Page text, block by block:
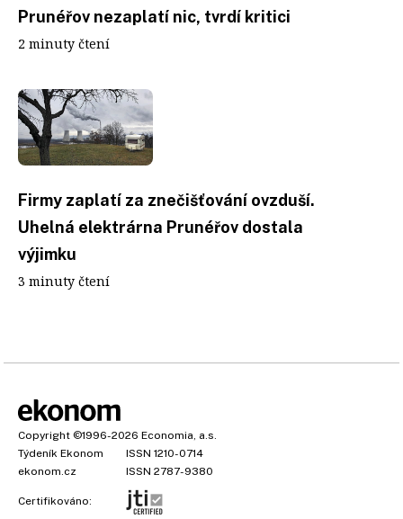
Prunéřov nezaplatí nic, tvrdí kritici
2 minuty čtení
Firmy zaplatí za znečišťování ovzduší.
Uhelná elektrárna Prunéřov dostala
výjimku
3 minuty čtení
Copyright ©1996-2026 Economia, a.s.
Týdeník Ekonom
ISSN 1210-0714
ekonom.cz
ISSN 2787-9380
Certifikováno: